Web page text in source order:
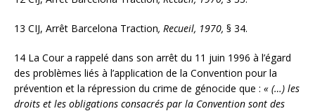
13 CIJ, Arrêt Barcelona Traction, Recueil, 1970, § 34.
14 La Cour a rappelé dans son arrêt du 11 juin 1996 à l’égard
des problèmes liés à l’application de la Convention pour la
prévention et la répression du crime de génocide que : « (…) les
droits et les obligations consacrés par la Convention sont des